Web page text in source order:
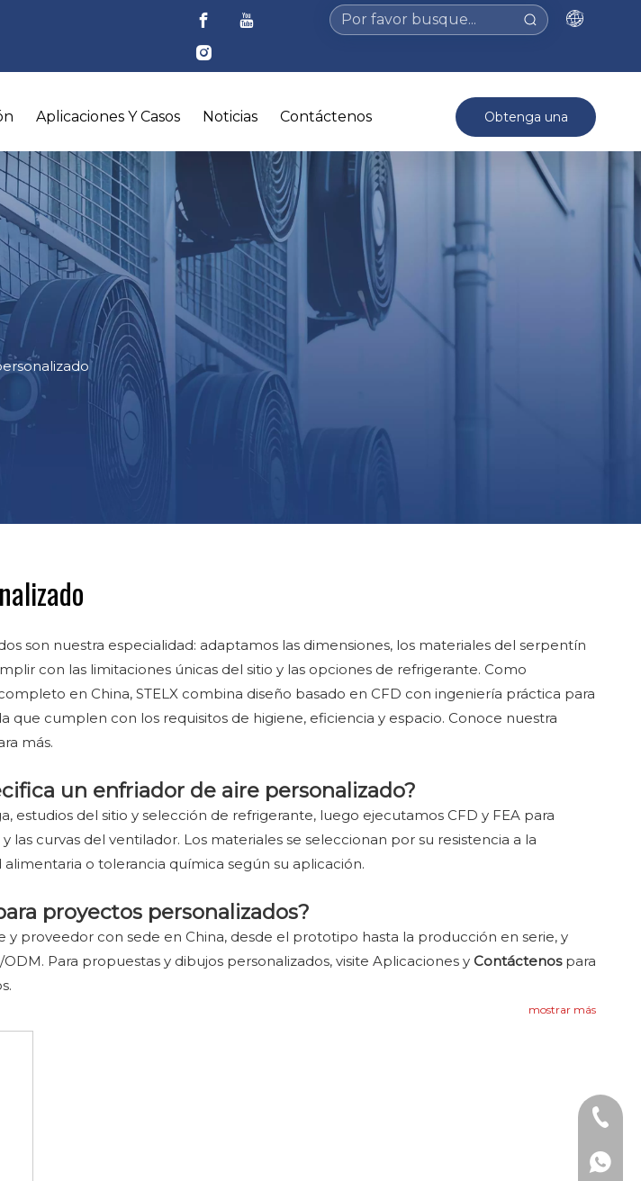
Aplicaciones Y Casos Noticias Contáctenos Obtenga una
cotización >
son nuestra especialidad: adaptamos las dimensiones, los materiales del serpentín
con las limitaciones únicas del sitio y las opciones de refrigerante. Como
en China, STELX combina diseño basado en CFD con ingeniería práctica para
que cumplen con los requisitos de higiene, eficiencia y espacio. Conoce nuestra
más.
un enfriador de aire personalizado?
estudios del sitio y selección de refrigerante, luego ejecutamos CFD y FEA para
curvas del ventilador. Los materiales se seleccionan por su resistencia a la
o tolerancia química según su aplicación.
proyectos personalizados?
proveedor con sede en China, desde el prototipo hasta la producción en serie, y
Para propuestas y dibujos personalizados, visite Aplicaciones y Contáctenos para
mostrar más